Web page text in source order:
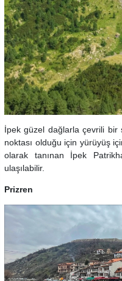
İpek güzel dağlarla çevrili bir
noktası olduğu için yürüyüş
olarak tanınan İpek
ulaşılabilir.
Prizren